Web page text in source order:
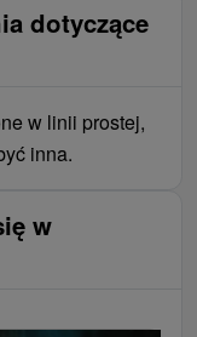
dotyczące
w linii prostej,
inna.
w